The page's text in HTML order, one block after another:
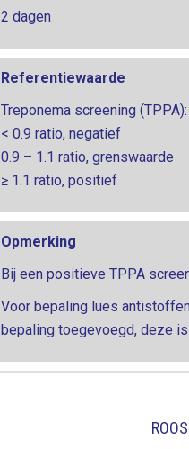
2 dagen
Referentiewaarde
Treponema screening (TPPA):
< 0.9 ratio, negatief
0.9 – 1.1 ratio, grenswaarde
≥ 1.1 ratio, positief
Opmerking
Bij een positieve TPPA
Voor bepaling lues
bepaling toegevoegd, deze